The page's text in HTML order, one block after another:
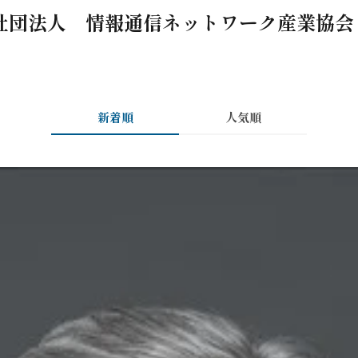
団法人 情報通信ネットワーク産業協会
新着順 人気順